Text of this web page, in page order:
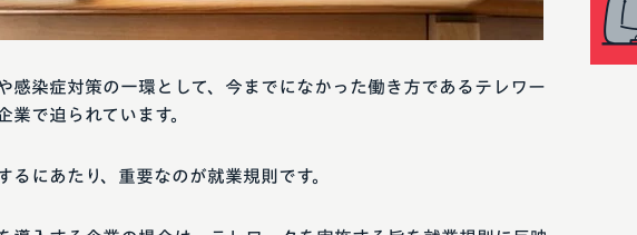
るにあたり、重要なのが就業規則です。
感染症対策の一環として、今までになかった働き方であるテレワー
業で迫られています。